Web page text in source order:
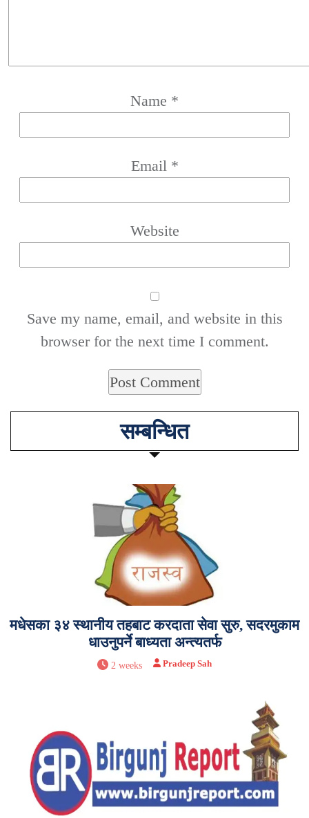
Name *
Email *
Website
Save my name, email, and website in this
browser for the next time I comment.
सम्बन्धित
मधेसका ३४ स्थानीय तहबाट करदाता सेवा सुरु, सदरमुकाम
धाउनुपर्ने बाध्यता अन्त्यतर्फ
2 weeks Pradeep Sah